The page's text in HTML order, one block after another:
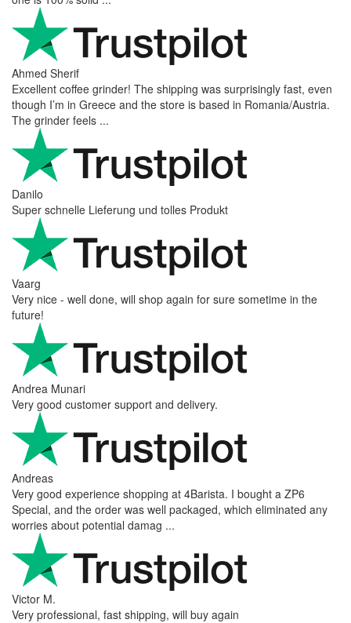
Ahmed Sherif
Excellent coffee grinder! The shipping was surprisingly fast, even
though I’m in Greece and the store is based in Romania/Austria.
The grinder feels ...
Danilo
Super schnelle Lieferung und tolles Produkt
Vaarg
Very nice - well done, will shop again for sure sometime in the
future!
Andrea Munari
Very good customer support and delivery.
Andreas
Very good experience shopping at 4Barista. I bought a ZP6
Special, and the order was well packaged, which eliminated any
worries about potential damag ...
Victor M.
Very professional, fast shipping, will buy again